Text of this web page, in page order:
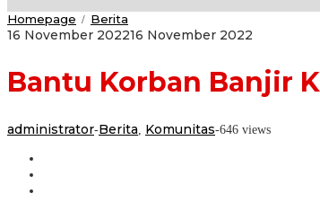
Homepage / Berita
Korban
DPC
Iwapi
Dana
16 November 202216 November 2022
Bantu Korban Banjir
administrator-Berita Komunitas-646 views